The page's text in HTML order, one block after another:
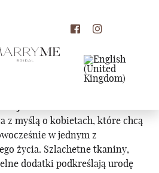
z myślą o kobietach, które chcą
w jednym z
życia. Szlachetne tkaniny,
dodatki podkreślają urodę